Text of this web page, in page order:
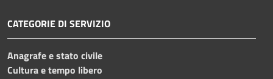
CATEGORIE DI SERVIZIO
Anagrafe e stato civile
Cultura e tempo libero